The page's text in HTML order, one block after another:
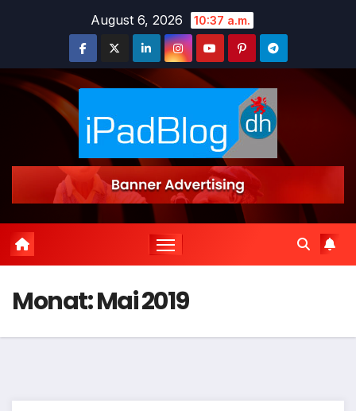
August 6, 2026 10:37 a.m.
Monat:Mai 2019